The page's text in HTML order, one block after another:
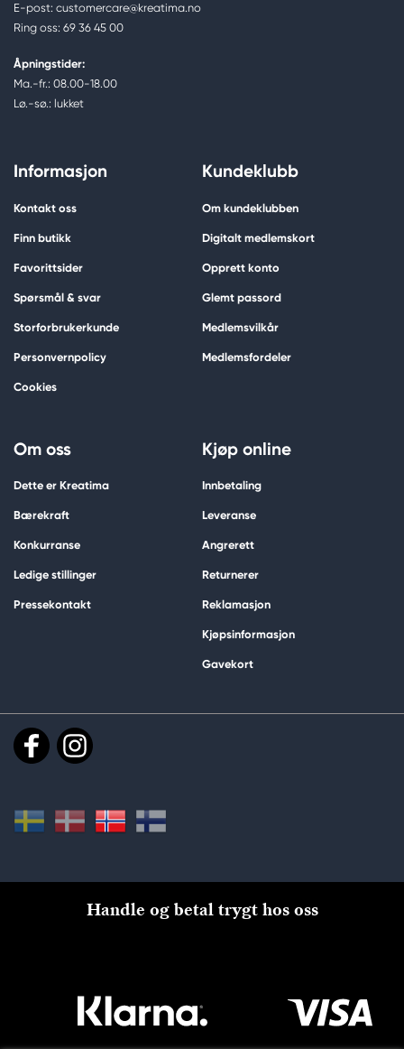
E-post: customercare@kreatima.no
Ring oss: 69 36 45 00
Åpningstider:
Ma.-fr.: 08.00-18.00
Lø.-sø.: lukket
Informasjon
Kontakt oss
Finn butikk
Favorittsider
Spørsmål & svar
Storforbrukerkunde
Personvernpolicy
Cookies
Kundeklubb
Om kundeklubben
Digitalt medlemskort
Opprett konto
Glemt passord
Medlemsvilkår
Medlemsfordeler
Om oss
Dette er Kreatima
Bærekraft
Konkurranse
Ledige stillinger
Pressekontakt
Kjøp online
Innbetaling
Leveranse
Angrerett
Returnerer
Reklamasjon
Kjøpsinformasjon
Gavekort
Handle og betal trygt hos oss